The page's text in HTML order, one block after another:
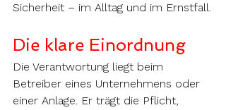
Sicherheit – im Alltag und im Ernstfall.
Die klare Einordnung
Die Verantwortung liegt beim
Betreiber eines Unternehmens oder
einer Anlage. Er trägt die Pflicht,